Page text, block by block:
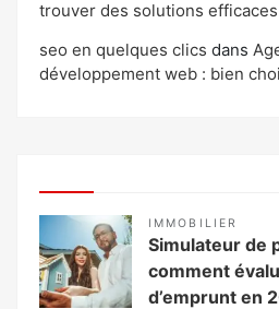
trouver des solutions
seo en quelques clics dans
développement web : bien
IMMOBILIER
Simulateur de
comment
d’emprunt en